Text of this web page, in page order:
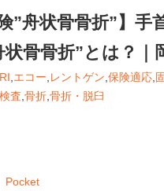
”舟状骨骨折”】
骨骨折”とは？｜
エコー レントゲン 保険適応
査 骨折 骨折・脱臼
Pocket